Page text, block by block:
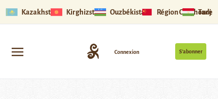
Kazakhstan Kirghizstan Ouzbékistan Région Ouïghoure
S’abonner
Connexion